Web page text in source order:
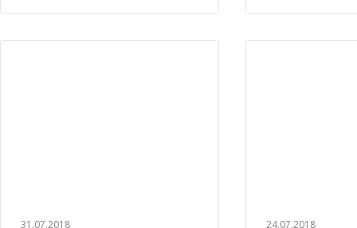
31.07.2018 24.07.2018